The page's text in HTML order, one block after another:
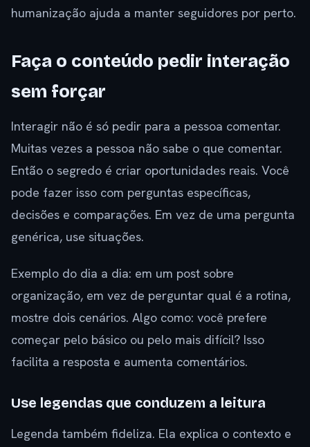
humanização ajuda a manter seguidores por perto.
Faça o conteúdo pedir interação
sem forçar
Interagir não é só pedir para a pessoa comentar.
Muitas vezes a pessoa não sabe o que comentar.
Então o segredo é criar oportunidades reais. Você
pode fazer isso com perguntas específicas,
decisões e comparações. Em vez de uma pergunta
genérica, use situações.
Exemplo do dia a dia: em um post sobre
organização, em vez de perguntar qual é a rotina,
mostre dois cenários. Algo como: você prefere
começar pelo básico ou pelo mais difícil? Isso
facilita a resposta e aumenta comentários.
Use legendas que conduzem a leitura
Legenda também fideliza. Ela explica o contexto e